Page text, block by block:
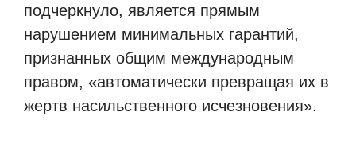
подчеркнуло, является прямым
нарушением минимальных гарантий,
признанных общим международным
правом, «автоматически превращая их в
жертв насильственного исчезновения».